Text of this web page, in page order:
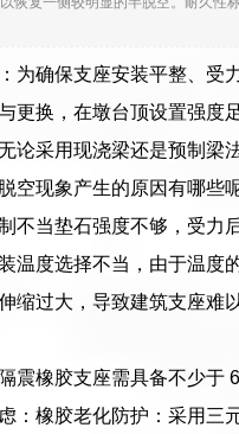
为确保支座安装平整、受
更换，在墩台顶设置强度
论采用现浇梁还是预制梁
空现象产生的原因有哪些
不当垫石强度不够，受力
温度选择不当，由于温度
缩过大，导致建筑支座难
震橡胶支座需具备不少于
：橡胶老化防护：采用三